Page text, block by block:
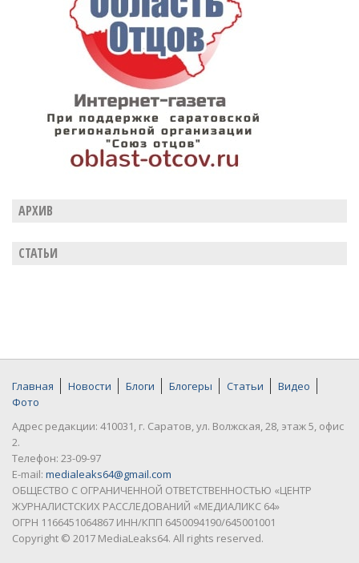
АРХИВ
СТАТЬИ
Главная Новости Блоги Блогеры Статьи
Видео
Фото
Адрес редакции: 410031, г. Саратов, ул. Волжская, 28, этаж 5, офис
2.
Телефон: 23-09-97
E-mail: medialeaks64@gmail.com
ОБЩЕСТВО С ОГРАНИЧЕННОЙ ОТВЕТСТВЕННОСТЬЮ «ЦЕНТР
ЖУРНАЛИСТСКИХ РАССЛЕДОВАНИЙ «МЕДИАЛИКС 64»
ОГРН 1166451064867 ИНН/КПП 6450094190/645001001
Copyright © 2017 MediaLeaks64. All rights reserved.